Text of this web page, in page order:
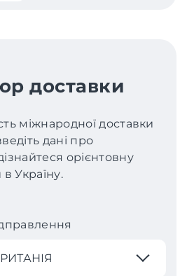
доставки
міжнародної доставки
дані про
орієнтовну
в Україну.